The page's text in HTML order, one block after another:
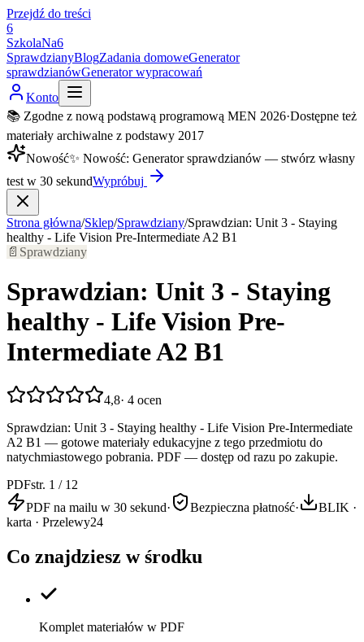
Przejdź do treści
6
SzkolaNa6
SprawdzianyBlogZadania domoweGenerator
sprawdzianówGenerator wypracowań
Konto
📚 Zgodne z nową podstawą programową MEN 2026·Dostępne też
materiały archiwalne z podstawy 2017
Nowość✨ Nowość: Generator sprawdzianów — stwórz własny
test w 30 sekundWypróbuj
Strona główna/Sklep/Sprawdziany/Sprawdzian: Unit 3 - Staying
healthy - Life Vision Pre-Intermediate A2 B1
📄 Sprawdziany
Sprawdzian: Unit 3 - Staying
healthy - Life Vision Pre-
Intermediate A2 B1
4,8· 4 ocen
Sprawdzian: Unit 3 - Staying healthy - Life Vision Pre-Intermediate
A2 B1 — gotowe materiały edukacyjne z tego przedmiotu do
natychmiastowego pobrania. PDF — dostęp od razu po zakupie.
PDFstr. 1 / 12
PDF na mailu w 30 sekund· Bezpieczna płatność·
BLIK ·
karta · Przelewy24
Co znajdziesz w środku
Komplet materiałów w PDF